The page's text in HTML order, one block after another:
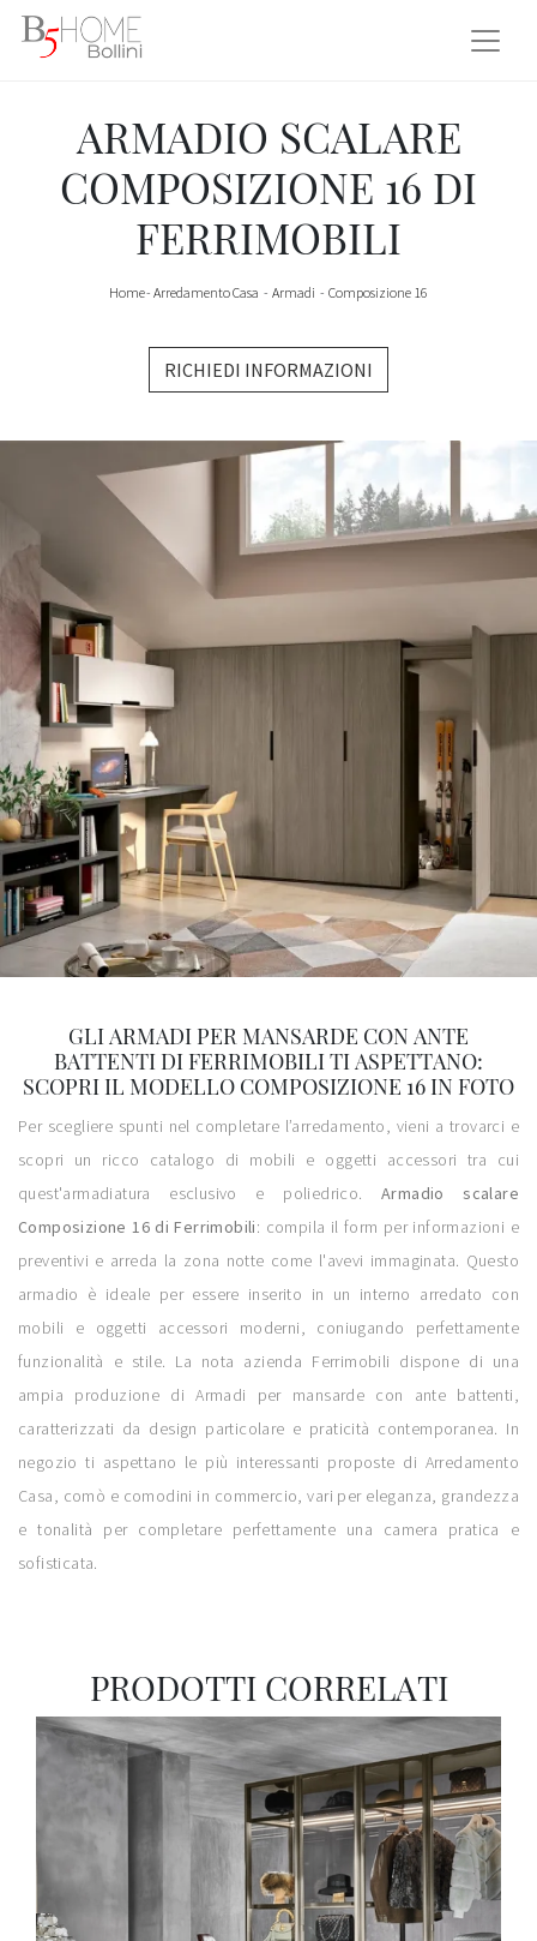
ARMADIO SCALARE
COMPOSIZIONE 16 DI
FERRIMOBILI
Home- Arredamento Casa - Armadi - Composizione 16
RICHIEDI INFORMAZIONI
GLI ARMADI PER MANSARDE CON ANTE
BATTENTI DI FERRIMOBILI TI ASPETTANO:
SCOPRI IL MODELLO COMPOSIZIONE 16 IN FOTO
Per scegliere spunti nel completare l’arredamento, vieni a trovarci e
scopri un ricco catalogo di mobili e oggetti accessori tra cui
quest'armadiatura esclusivo e poliedrico. Armadio scalare
Composizione 16 di Ferrimobili: compila il form per informazioni e
preventivi e arreda la zona notte come l'avevi immaginata. Questo
armadio è ideale per essere inserito in un interno arredato con
mobili e oggetti accessori moderni, coniugando perfettamente
funzionalità e stile. La nota azienda Ferrimobili dispone di una
ampia produzione di Armadi per mansarde con ante battenti,
caratterizzati da design particolare e praticità contemporanea. In
negozio ti aspettano le più interessanti proposte di Arredamento
Casa, comò e comodini in commercio, vari per eleganza, grandezza
e tonalità per completare perfettamente una camera pratica e
sofisticata.
PRODOTTI CORRELATI